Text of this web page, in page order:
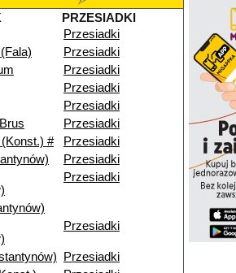
PRZESIADKI
Przesiadki
Przesiadki
Przesiadki
Przesiadki
Przesiadki
Przesiadki
#
Przesiadki
Przesiadki
Przesiadki
Przesiadki
Przesiadki